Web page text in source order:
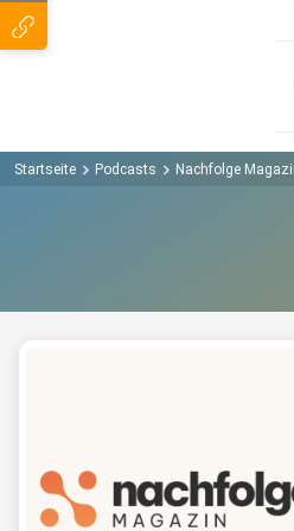
Startseite Podcasts Nachfolge